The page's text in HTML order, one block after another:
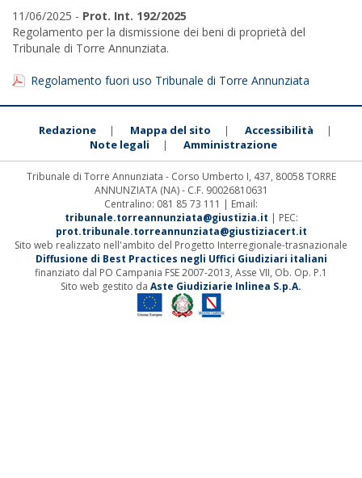
11/06/2025 - Prot. Int. 192/2025
Regolamento per la dismissione dei beni di proprietà del
Tribunale di Torre Annunziata.
Regolamento fuori uso Tribunale di Torre Annunziata
Redazione | Mappa del sito | Accessibilità |
Note legali | Amministrazione
Tribunale di Torre Annunziata - Corso Umberto I, 437, 80058 TORRE
ANNUNZIATA (NA) - C.F. 90026810631
Centralino: 081 85 73 111 | Email:
tribunale.torreannunziata@giustizia.it | PEC:
prot.tribunale.torreannunziata@giustiziacert.it
Sito web realizzato nell'ambito del Progetto Interregionale-trasnazionale
Diffusione di Best Practices negli Uffici Giudiziari italiani
finanziato dal PO Campania FSE 2007-2013, Asse VII, Ob. Op. P.1
Sito web gestito da Aste Giudiziarie Inlinea S.p.A.